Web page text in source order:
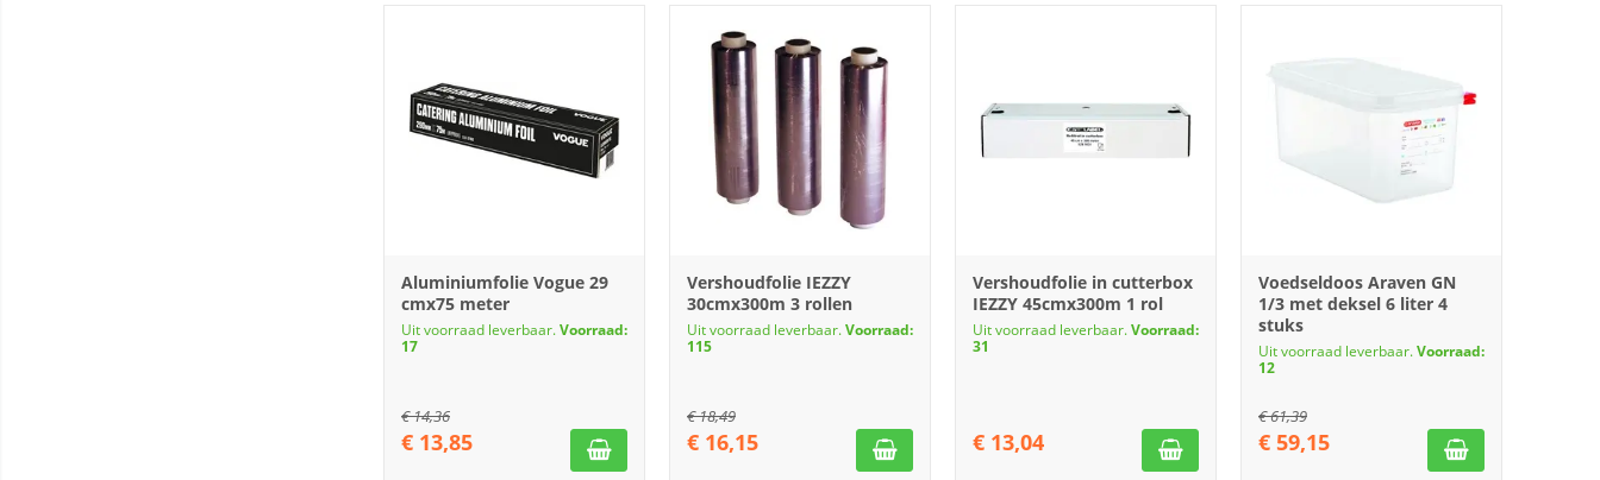
Aluminiumfolie Vogue 29
cmx75 meter
Uit voorraad leverbaar.Voorraad:
17
€14,36
€ 13,85
Vershoudfolie IEZZY
30cmx300m 3 rollen
Uit voorraad leverbaar.Voorraad:
115
€18,49
€ 16,15
Vershoudfolie in cutterbox
IEZZY 45cmx300m 1 rol
Uit voorraad leverbaar.Voorraad:
31
€ 13,04
Voedseldoos Araven GN
1/3 met deksel 6 liter 4
stuks
Uit voorraad leverbaar.Voorraad:
12
€61,39
€ 59,15